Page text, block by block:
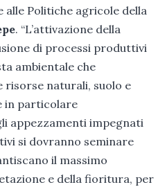
alle Politiche agricole della
. “L’attivazione della
di processi produttivi
ambientale che
risorse naturali, suolo e
in particolare
appezzamenti impegnati
si dovranno seminare
il massimo
e della fioritura, per